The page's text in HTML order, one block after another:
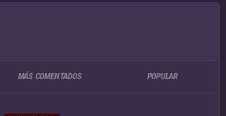
MÁS COMENTADOS POPULAR